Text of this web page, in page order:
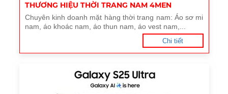
THƯƠNG HIỆU THỜI TRANG NAM 4MEN
Chuyên kinh doanh mặt hàng thời trang nam: Áo sơ mi
nam, áo khoác nam, áo thun nam, áo vest nam,...
Chi tiết